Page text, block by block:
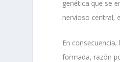
genética que se
nervioso central,
En
formada, razón